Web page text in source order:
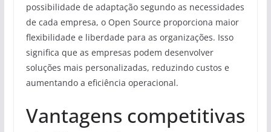
possibilidade de adaptação segundo as necessidades
de cada empresa, o Open Source proporciona maior
flexibilidade e liberdade para as organizações. Isso
significa que as empresas podem desenvolver
soluções mais personalizadas, reduzindo custos e
aumentando a eficiência operacional.
Vantagens competitivas